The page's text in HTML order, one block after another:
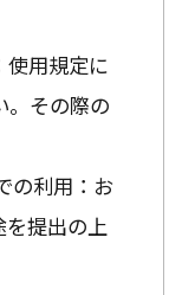
用規定に
。その際の
の利用：お
を提出の上